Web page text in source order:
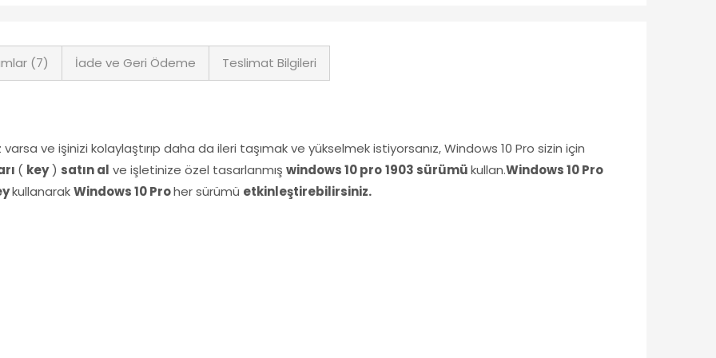
(7) İade ve Geri Ödeme Teslimat Bilgileri
ve işinizi kolaylaştırıp daha da ileri taşımak ve yükselmek istiyorsanız, Windows 10 Pro sizin için
( key) satın al ve işletinize özel tasarlanmış windows 10 pro1903 sürümükullan.Windows 10 Pro
kullanarakWindows 10 Proher sürümü etkinleştirebilirsiniz.